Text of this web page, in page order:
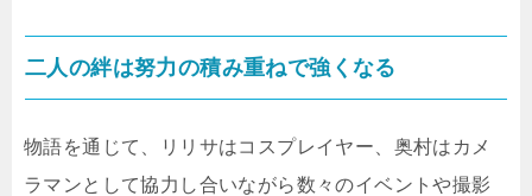
二人の絆は努力の積み重ねで強くなる
物語を通じて、リリサはコスプレイヤー、奥村はカメ
ラマンとして協力し合いながら数々のイベントや撮影